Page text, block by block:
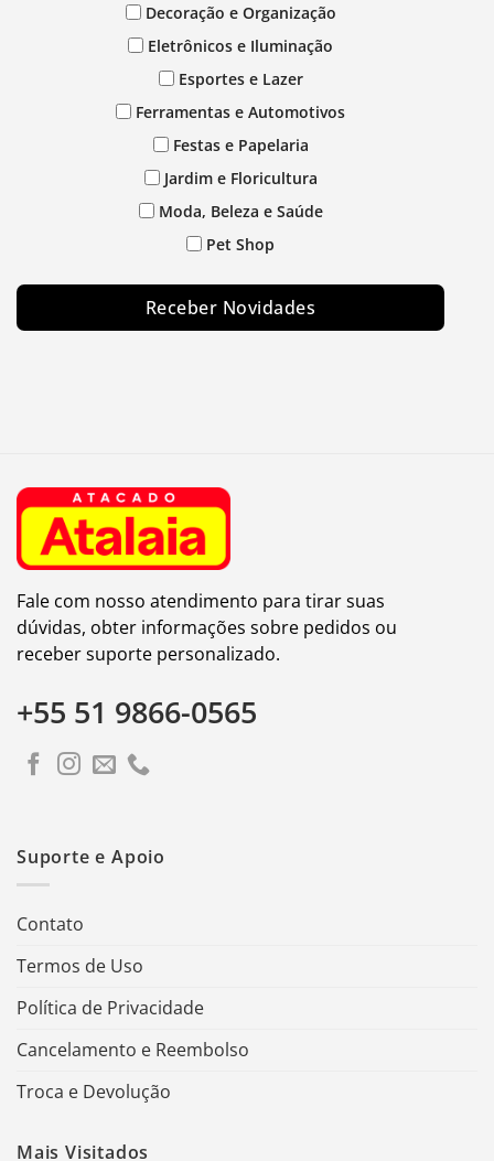
Decoração e Organização
Eletrônicos e Iluminação
Esportes e Lazer
Ferramentas e Automotivos
Festas e Papelaria
Jardim e Floricultura
Moda, Beleza e Saúde
Pet Shop
Receber Novidades
Fale com nosso atendimento para tirar suas
dúvidas, obter informações sobre pedidos ou
receber suporte personalizado.
+55 51 9866-0565
Suporte e Apoio
Contato
Termos de Uso
Política de Privacidade
Cancelamento e Reembolso
Troca e Devolução
Mais Visitados